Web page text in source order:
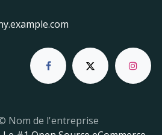
Nom de l'entreprise